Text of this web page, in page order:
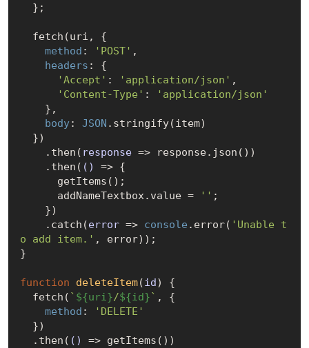
method : 'POST' ,
headers : {
'Accept' : 'application/json' ,
'Content-Type' :
'application/json'
body: JSON .stringify(item)
    .then(
response => response.json())
    .then(
() => {
      addNameTextbox.value =
'' ;
    .catch(
error => console .error( 'Unable t
o add item.' , error));
}
function deleteItem(id ) {
  fetch(
` ${uri}/${id} ` , {
method :
'DELETE'
  .then(
() => getItems())